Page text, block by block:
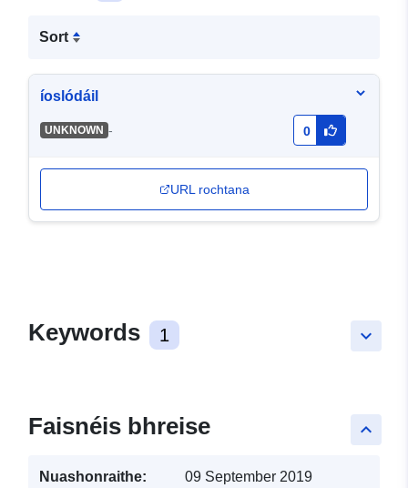
Sort
íoslódáil
UNKNOWN - 0
URL rochtana
keyboard_arrow_down
Keywords 1
keyboard_arrow_up
Faisnéis bhreise
Nuashonraithe: 09 September 2019